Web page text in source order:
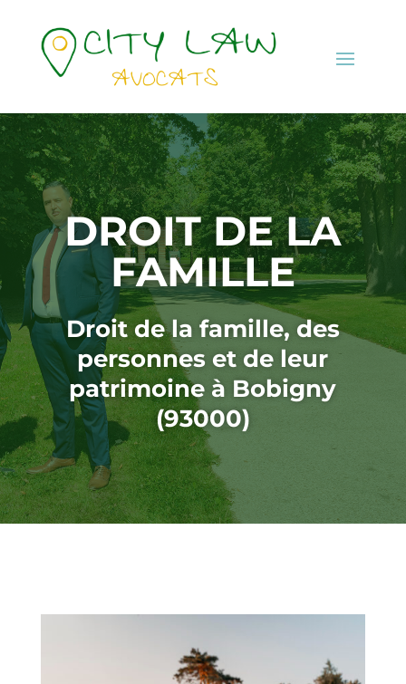
DROIT DE LA
FAMILLE
Droit de la famille, des
personnes et de leur
patrimoine à Bobigny
(93000)